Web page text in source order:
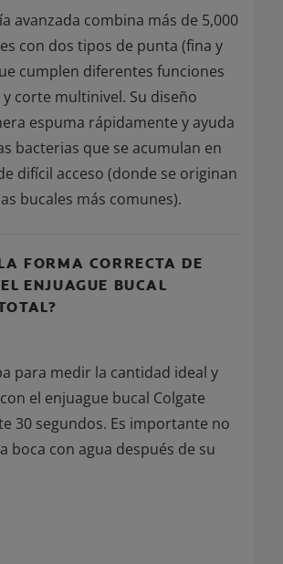
avanzada combina más de 5,000
con dos tipos de punta (fina y
cumplen diferentes funciones
corte multinivel. Su diseño
espuma rápidamente y ayuda
bacterias que se acumulan en
difícil acceso (donde se originan
bucales más comunes).
FORMA CORRECTA DE
ENJUAGUE BUCAL
para medir la cantidad ideal y
el enjuague bucal Colgate
30 segundos. Es importante no
boca con agua después de su